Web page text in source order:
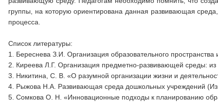
группы, на которую ориентирована данная развивающая
процесса.
Список литературы:
1. Береснева З.И. Организация образовательного
2. Киреева Л.Г. Организация предметно-развивающей среды:
3. Никитина, С. В. «О разумной организации жизни и
4. Рыжова Н.А. Развивающая среда дошкольных учреждений
5. Сомкова О. Н. «Инновационные подходы к планированию